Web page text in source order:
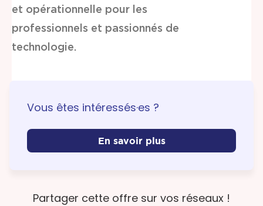
et opérationnelle pour les
professionnels et passionnés de
technologie.
Vous êtes intéressés·es ?
En savoir plus
Partager cette offre sur vos réseaux !